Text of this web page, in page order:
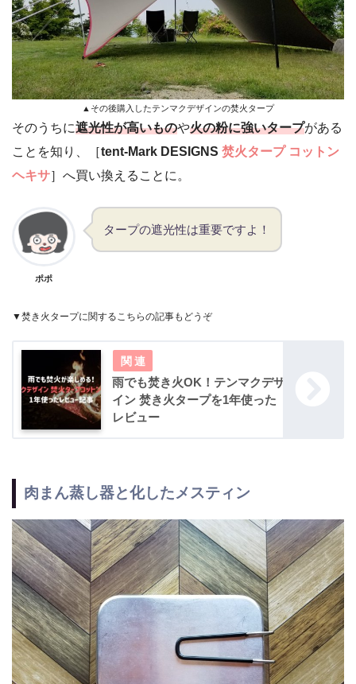
▲その後購入したテンマクデザインの焚火タープ
そのうちに遮光性が高いものや火の粉に強いタープがある
ことを知り、［tent-Mark DESIGNS 焚火タープ コットン
ヘキサ］へ買い換えることに。
ポポ
タープの遮光性は重要ですよ！
▼焚き火タープに関するこちらの記事もどうぞ
雨でも焚き火OK！テンマクデザ
イン 焚き火タープを1年使った
レビュー
肉まん蒸し器と化したメスティン